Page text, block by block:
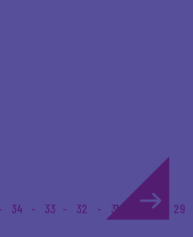
34 33 32 31 30 29